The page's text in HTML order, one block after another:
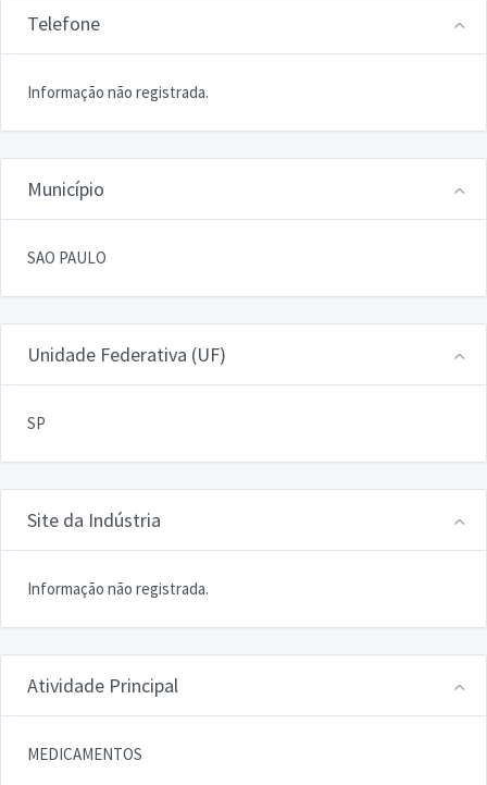
Telefone
Informação não registrada.
Município
SAO PAULO
Unidade Federativa (UF)
SP
Site da Indústria
Informação não registrada.
Atividade Principal
MEDICAMENTOS